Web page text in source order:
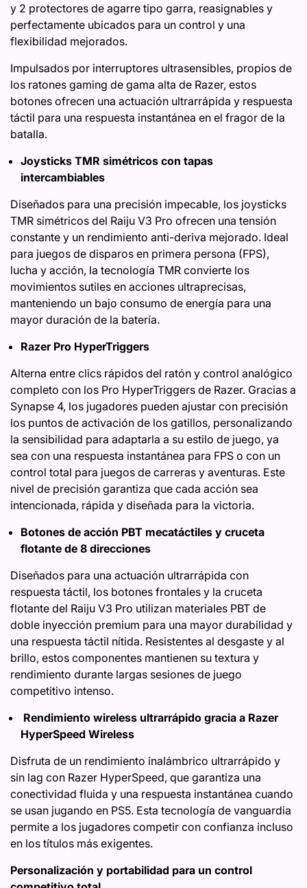
y 2 protectores de agarre tipo garra, reasignables y
perfectamente ubicados para un control y una
flexibilidad mejorados.
Impulsados ​​por interruptores ultrasensibles, propios de
los ratones gaming de gama alta de Razer, estos
botones ofrecen una actuación ultrarrápida y respuesta
táctil para una respuesta instantánea en el fragor de la
batalla.
Joysticks TMR simétricos con tapas
intercambiables
Diseñados para una precisión impecable, los joysticks
TMR simétricos del Raiju V3 Pro ofrecen una tensión
constante y un rendimiento anti-deriva mejorado. Ideal
para juegos de disparos en primera persona (FPS),
lucha y acción, la tecnología TMR convierte los
movimientos sutiles en acciones ultraprecisas,
manteniendo un bajo consumo de energía para una
mayor duración de la batería.
Razer Pro HyperTriggers
Alterna entre clics rápidos del ratón y control analógico
completo con los Pro HyperTriggers de Razer. Gracias a
Synapse 4, los jugadores pueden ajustar con precisión
los puntos de activación de los gatillos, personalizando
la sensibilidad para adaptarla a su estilo de juego, ya
sea con una respuesta instantánea para FPS o con un
control total para juegos de carreras y aventuras. Este
nivel de precisión garantiza que cada acción sea
intencionada, rápida y diseñada para la victoria.
Botones de acción PBT mecatáctiles y cruceta
flotante de 8 direcciones
Diseñados para una actuación ultrarrápida con
respuesta táctil, los botones frontales y la cruceta
flotante del Raiju V3 Pro utilizan materiales PBT de
doble inyección premium para una mayor durabilidad y
una respuesta táctil nítida. Resistentes al desgaste y al
brillo, estos componentes mantienen su textura y
rendimiento durante largas sesiones de juego
competitivo intenso.
Rendimiento wireless ultrarrápido gracia a Razer
HyperSpeed Wireless
Disfruta de un rendimiento inalámbrico ultrarrápido y
sin lag con Razer HyperSpeed, que garantiza una
conectividad fluida y una respuesta instantánea cuando
se usan jugando en PS5. Esta tecnología de vanguardia
permite a los jugadores competir con confianza incluso
en los títulos más exigentes.
Personalización y portabilidad para un control